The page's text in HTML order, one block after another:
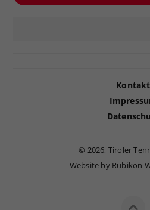
Kontakt
© 2026, Tiroler
Website by Rubikon